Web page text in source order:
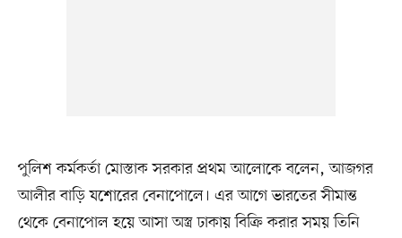
পুলিশ কর্মকর্তা মোস্তাক সরকার প্রথম আলোকে বলেন, আজগর
আলীর বাড়ি যশোরের বেনাপোলে। এর আগে ভারতের সীমান্ত
থেকে বেনাপোল হয়ে আসা অস্ত্র ঢাকায় বিক্রি করার সময় তিনি